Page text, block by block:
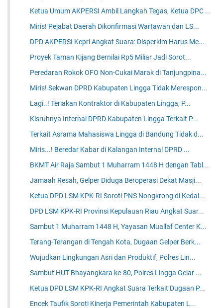
Ketua Umum AKPERSI Ambil Langkah Tegas, Ketua DPC ...
Miris! Pejabat Daerah Dikonfirmasi Wartawan dan LS...
DPD AKPERSI Kepri Angkat Suara: Disperkim Harus Me...
Proyek Taman Kijang Bernilai Rp5 Miliar Jadi Sorot...
Peredaran Rokok OFO Non-Cukai Marak di Tanjungpina...
Miris! Sekwan DPRD Kabupaten Lingga Tidak Merespon...
Lagi..! Teriakan Kontraktor di Kabupaten Lingga, P...
Kisruhnya Internal DPRD Kabupaten Lingga Terkait P...
Terkait Asrama Mahasiswa Lingga di Bandung Tidak d...
Miris...! Beredar Kabar di Kalangan Internal DPRD ...
BKMT Air Raja Sambut 1 Muharram 1448 H dengan Tabl...
Jamaah Resah, Gelper Diduga Beroperasi Dekat Masji...
Ketua DPD LSM KPK-RI Soroti PNS Nongkrong di Kedai...
DPD LSM KPK-RI Provinsi Kepulauan Riau Angkat Suar...
Sambut 1 Muharram 1448 H, Yayasan Muallaf Center K...
Terang-Terangan di Tengah Kota, Dugaan Gelper Berk...
Wujudkan Lingkungan Asri dan Produktif, Polres Lin...
Sambut HUT Bhayangkara ke-80, Polres Lingga Gelar ...
Ketua DPD LSM KPK-RI Angkat Suara Terkait Dugaan P...
Encek Taufik Soroti Kinerja Pemerintah Kabupaten L...